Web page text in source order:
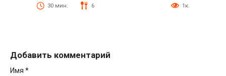
30 мин. 6 1к.
Добавить комментарий
Имя *